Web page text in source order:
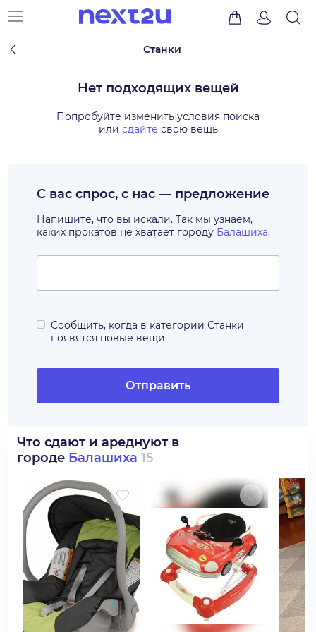
Станки
Нет подходящих вещей
Попробуйте изменить условия поиска
или сдайте свою вещь
С вас спрос, с нас — предложение
Напишите, что вы искали. Так мы узнаем,
каких прокатов не хватает городу Балашиха.
Сообщить, когда в категории Станки
появятся новые вещи
Отправить
Что сдают и ареднуют в
городе Балашиха 15